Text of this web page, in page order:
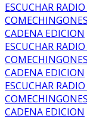
ESCUCHAR
COMECHINGONES
CADENA EDICION
ESCUCHAR
COMECHINGONES
CADENA EDICION
ESCUCHAR
COMECHINGONES
CADENA EDICION